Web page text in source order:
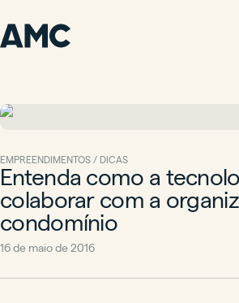
Entenda como a
colaborar com a
condomínio
EMPREENDIMENTOS / DICAS
16 de maio de 2016